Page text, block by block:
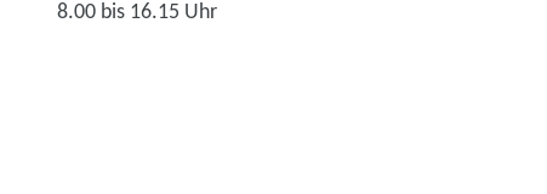
8.00 bis 16.15 Uhr